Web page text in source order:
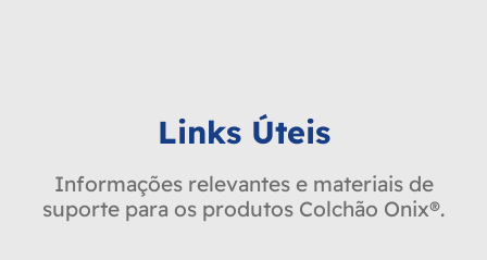
Links Úteis
Informações relevantes e materiais de
suporte para os produtos Colchão Onix®.